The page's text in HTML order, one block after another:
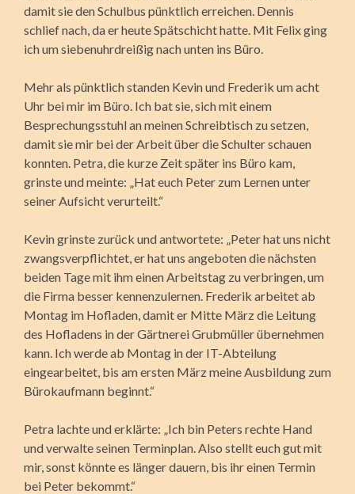
damit sie den Schulbus pünktlich erreichen. Dennis
schlief nach, da er heute Spätschicht hatte. Mit Felix ging
ich um siebenuhrdreißig nach unten ins Büro.
Mehr als pünktlich standen Kevin und Frederik um acht
Uhr bei mir im Büro. Ich bat sie, sich mit einem
Besprechungsstuhl an meinen Schreibtisch zu setzen,
damit sie mir bei der Arbeit über die Schulter schauen
konnten. Petra, die kurze Zeit später ins Büro kam,
grinste und meinte: „Hat euch Peter zum Lernen unter
seiner Aufsicht verurteilt.“
Kevin grinste zurück und antwortete: „Peter hat uns nicht
zwangsverpflichtet, er hat uns angeboten die nächsten
beiden Tage mit ihm einen Arbeitstag zu verbringen, um
die Firma besser kennenzulernen. Frederik arbeitet ab
Montag im Hofladen, damit er Mitte März die Leitung
des Hofladens in der Gärtnerei Grubmüller übernehmen
kann. Ich werde ab Montag in der IT-Abteilung
eingearbeitet, bis am ersten März meine Ausbildung zum
Bürokaufmann beginnt.“
Petra lachte und erklärte: „Ich bin Peters rechte Hand
und verwalte seinen Terminplan. Also stellt euch gut mit
mir, sonst könnte es länger dauern, bis ihr einen Termin
bei Peter bekommt.“